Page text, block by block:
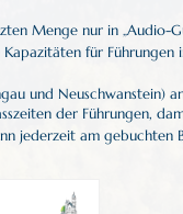
Menge nur in „Audio-
für
und
der Führungen,
jederzeit am